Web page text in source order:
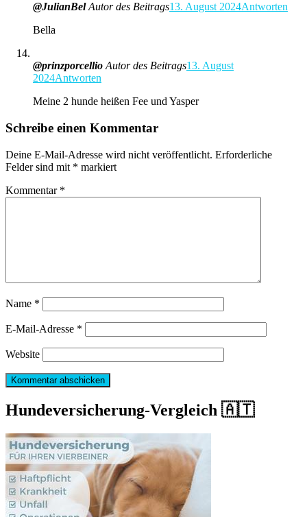
@JulianBel Autor des Beitrags13. August 2024Antworten
Bella
@prinzporcellio Autor des Beitrags13. August
2024Antworten
Meine 2 hunde heißen Fee und Yasper
Schreibe einen Kommentar
Deine E-Mail-Adresse wird nicht veröffentlicht. Erforderliche
Felder sind mit * markiert
Kommentar *
Name *
E-Mail-Adresse *
Website
Hundeversicherung-Vergleich 🇦🇹